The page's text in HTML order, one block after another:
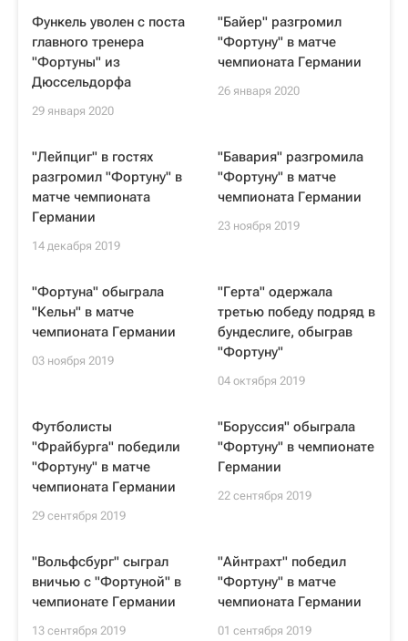
Функель уволен с поста
главного тренера
"Фортуны" из
Дюссельдорфа
29 января 2020
"Байер" разгромил
"Фортуну" в матче
чемпионата Германии
26 января 2020
"Лейпциг" в гостях
разгромил "Фортуну" в
матче чемпионата
Германии
14 декабря 2019
"Бавария" разгромила
"Фортуну" в матче
чемпионата Германии
23 ноября 2019
"Фортуна" обыграла
"Кельн" в матче
чемпионата Германии
03 ноября 2019
"Герта" одержала
третью победу подряд в
бундеслиге, обыграв
"Фортуну"
04 октября 2019
Футболисты
"Фрайбурга" победили
"Фортуну" в матче
чемпионата Германии
29 сентября 2019
"Боруссия" обыграла
"Фортуну" в чемпионате
Германии
22 сентября 2019
"Вольфсбург" сыграл
вничью с "Фортуной" в
чемпионате Германии
13 сентября 2019
"Айнтрахт" победил
"Фортуну" в матче
чемпионата Германии
01 сентября 2019